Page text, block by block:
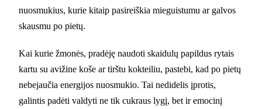
nuosmukius, kurie kitaip pasireiškia mieguistumu ar galvos
skausmu po pietų.
Kai kurie žmonės, pradėję naudoti skaidulų papildus rytais
kartu su avižine koše ar tirštu kokteiliu, pastebi, kad po pietų
nebejaučia energijos nuosmukio. Tai nedidelis įprotis,
galintis padėti valdyti ne tik cukraus lygį, bet ir emocinį